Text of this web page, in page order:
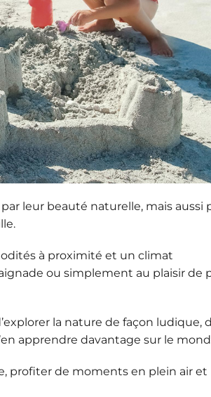
leur beauté naturelle, mais aussi
.
à proximité et un climat
ou simplement au plaisir de
explorer la nature de façon ludique,
apprendre davantage sur le
profiter de moments en plein air et